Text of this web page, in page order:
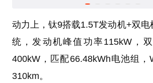
动力上，钛9搭载1.5T发动机+双电
统，发动机峰值功率115kW，
400kW，匹配66.48kWh电池组，
310km。